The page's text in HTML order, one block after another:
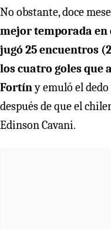
No obstante, doce
mejor temporada
jugó 25 encuentros
los cuatro goles que
Fortíny emuló el dedo
después de que el
Edinson Cavani.